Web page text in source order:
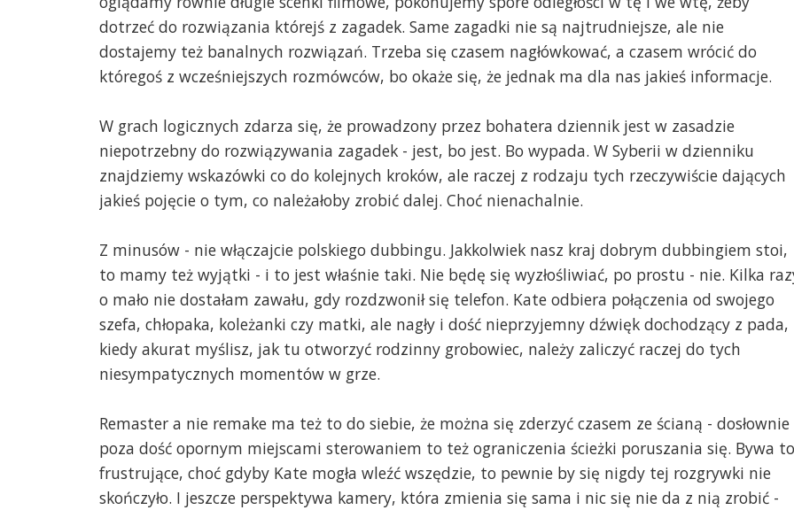
dotrzeć do rozwiązania którejś z zagadek. Same zagadki nie są najtrudniejsze, ale nie
dostajemy też banalnych rozwiązań. Trzeba się czasem nagłówkować, a czasem wrócić do
któregoś z wcześniejszych rozmówców, bo okaże się, że jednak ma dla nas jakieś informacje.
W grach logicznych zdarza się, że prowadzony przez bohatera dziennik jest w zasadzie
niepotrzebny do rozwiązywania zagadek - jest, bo jest. Bo wypada. W Syberii w dzienniku
znajdziemy wskazówki co do kolejnych kroków, ale raczej z rodzaju tych rzeczywiście dających
jakieś pojęcie o tym, co należałoby zrobić dalej. Choć nienachalnie.
Z minusów - nie włączajcie polskiego dubbingu. Jakkolwiek nasz kraj dobrym dubbingiem stoi,
to mamy też wyjątki - i to jest właśnie taki. Nie będę się wyzłośliwiać, po prostu - nie. Kilka
o mało nie dostałam zawału, gdy rozdzwonił się telefon. Kate odbiera połączenia od swojego
szefa, chłopaka, koleżanki czy matki, ale nagły i dość nieprzyjemny dźwięk dochodzący z pada,
kiedy akurat myślisz, jak tu otworzyć rodzinny grobowiec, należy zaliczyć raczej do tych
niesympatycznych momentów w grze.
Remaster a nie remake ma też to do siebie, że można się zderzyć czasem ze ścianą - dosłownie
poza dość opornym miejscami sterowaniem to też ograniczenia ścieżki poruszania się. Bywa to
frustrujące, choć gdyby Kate mogła wleźć wszędzie, to pewnie by się nigdy tej rozgrywki nie
skończyło. I jeszcze perspektywa kamery, która zmienia się sama i nic się nie da z nią zrobić -